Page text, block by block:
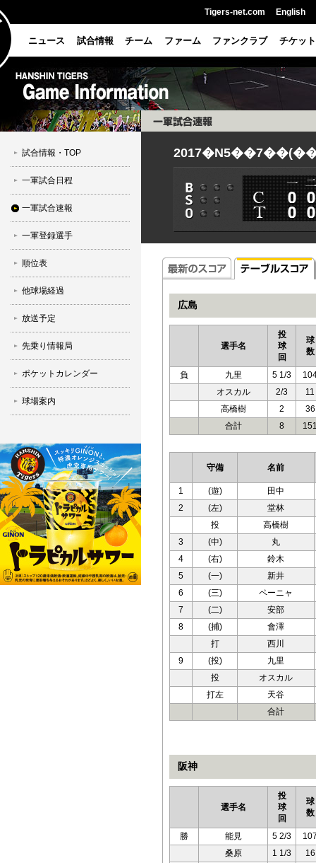
Tigers-net.com English
ニュース 試合情報 チーム ファーム ファンクラブ チケット
試合情報・TOP
一軍試合日程
一軍試合速報
一軍登録選手
順位表
他球場経過
放送予定
先乗り情報局
ポケットカレンダー
球場案内
広島
選手名
投
球
回
球
数
負 九里 5 1/3
オスカル
2/3
11
高橋樹
2
36
合計
8
守備 名前
1 (遊)
田中
2
(左)
堂林
投
高橋樹
3
(中)
丸
4
(右)
鈴木
5
(一)
新井
6
(三)
ペーニャ
7
(二)
安部
8
(捕)
會澤
打
西川
9
(投)
九里
投
オスカル
打左
天谷
合計
阪神
選手名
投
球
回
球
数
勝 能見 5 2/3
桑原
1 1/3
16